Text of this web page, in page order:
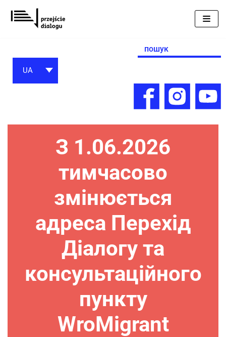
Перейти
до
Search
for:
UA
З 1.06.2026
тимчасово
змінюється
адреса Перехід
Діалогу та
консультаційного
пункту
WroMigrant